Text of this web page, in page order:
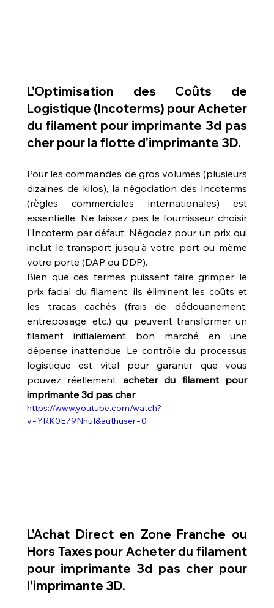
L'Optimisation des Coûts de
Logistique (Incoterms) pour Acheter
du filament pour imprimante 3d pas
cher pour la flotte d'imprimante 3D.
Pour les commandes de gros volumes (plusieurs
dizaines de kilos), la négociation des Incoterms
(règles commerciales internationales) est
essentielle. Ne laissez pas le fournisseur choisir
l'Incoterm par défaut. Négociez pour un prix qui
inclut le transport jusqu'à votre port ou même
votre porte (DAP ou DDP).
Bien que ces termes puissent faire grimper le
prix facial du filament, ils éliminent les coûts et
les tracas cachés (frais de dédouanement,
entreposage, etc.) qui peuvent transformer un
filament initialement bon marché en une
dépense inattendue. Le contrôle du processus
logistique est vital pour garantir que vous
pouvez réellement acheter du filament pour
imprimante 3d pas cher.
https://www.youtube.com/watch?
v=YRK0E79NnuI&authuser=0
L'Achat Direct en Zone Franche ou
Hors Taxes pour Acheter du filament
pour imprimante 3d pas cher pour
l'imprimante 3D.